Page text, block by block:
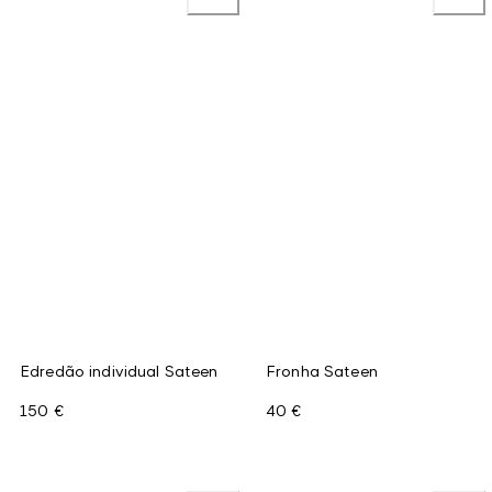
Edredão individual Sateen
150 €
Fronha Sateen
40 €